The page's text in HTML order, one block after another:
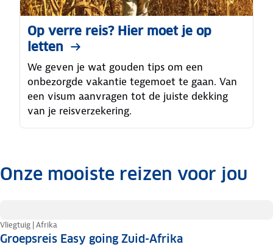
Op verre reis? Hier moet je op
letten
We geven je wat gouden tips om een
onbezorgde vakantie tegemoet te gaan. Van
een visum aanvragen tot de juiste dekking
van je reisverzekering.
.Onze mooiste reizen voor jou
Groepsreis Easy going Zuid-Afrika
Vliegtuig | Afrika